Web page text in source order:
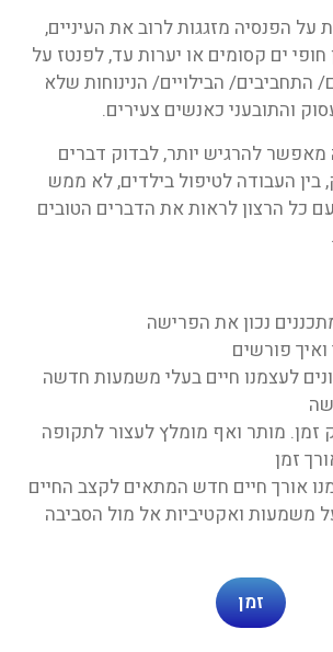
על הפנסיה מזגגות לרוב את העיניים,
חופי ים קסומים או יערות עד, לפנטז על
התחביבים/ הבילויים/ הנינוחות שלא
והתובעני כאנשים צעירים.
להרגיש יותר, לבדוק דברים
העבודה לטיפול בילדים, לא ממש
כל הרצון לראות את הדברים הטובים
נכון את הפרישה
פורשים
לעצמנו חיים בעלי משמעות חדשה
זמן. מותר ואף מומלץ לעצור לתקופה
זמן
אורך חיים חדש המתאים לקצב החיים
משמעות ואקטיביות אל מול הסביבה
זמן